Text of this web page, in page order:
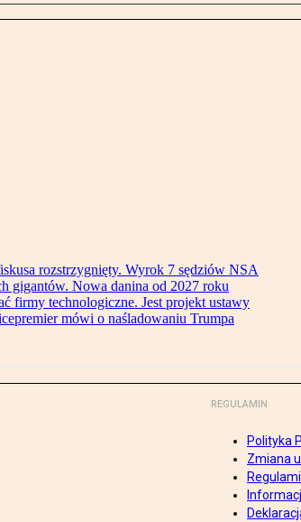
rozstrzygnięty. Wyrok 7 sędziów NSA
gigantów. Nowa danina od 2027 roku
firmy technologiczne. Jest projekt ustawy
mówi o naśladowaniu Trumpa
REGULAMIN
Polityka
Zmiana